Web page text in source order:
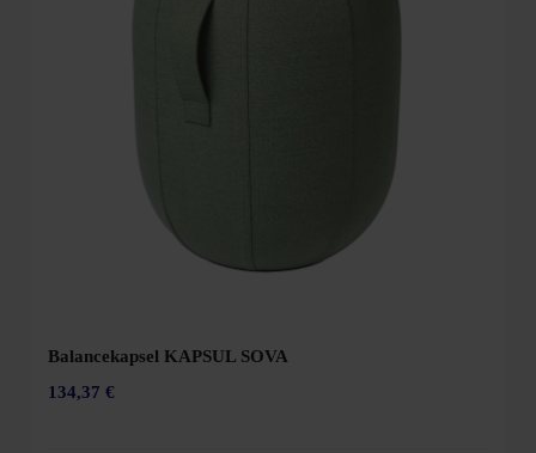
Balancekapsel KAPSUL SOVA
134,37 €